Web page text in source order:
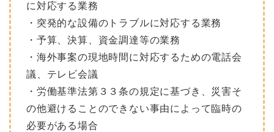
に対応する業務
・突発的な設備のトラブルに対応する業務
・予算、決算、資金調達等の業務
・海外事案の現地時間に対応するための電話会
議、テレビ会議
・労働基準法第３３条の規定に基づき、災害そ
の他避けることのできない事由によって臨時の
必要がある場合